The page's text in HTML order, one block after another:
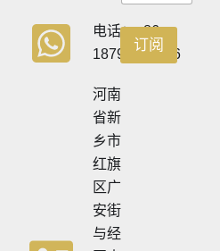
电话：+86
18790570716
河南
省新
乡市
红旗
区广
安街
与经
订阅